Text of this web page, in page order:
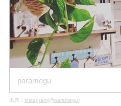
paramegu
出典： instagram(@paramegu)